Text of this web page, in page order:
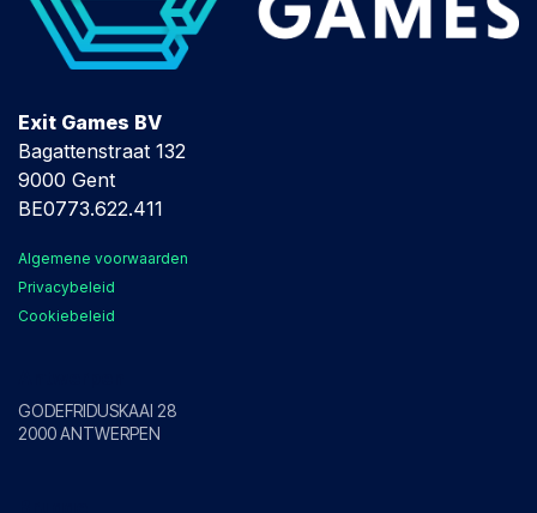
Exit Games BV
Bagattenstraat 132
9000 Gent
BE0773.622.411
Algemene voorwaarden
Privacybeleid
Cookiebeleid
GODEFRIDUSKAAI 28
2000 ANTWERPEN